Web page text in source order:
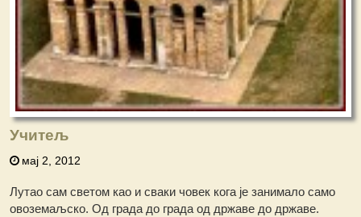
Учитељ
мај 2, 2012
Лутао сам светом као и сваки човек кога је занимало само
овоземаљско. Од града до града од државе до државе.